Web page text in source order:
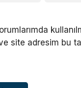
site adresim bu